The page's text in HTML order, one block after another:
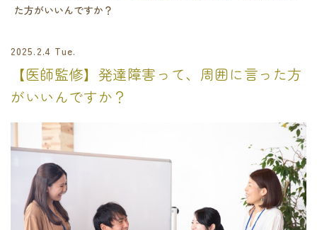
た方がいいんですか？
2025.2.4 Tue.
【医師監修】発達障害って、周囲に言った方
がいいんですか？